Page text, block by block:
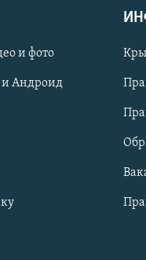
и фото
и Андроид